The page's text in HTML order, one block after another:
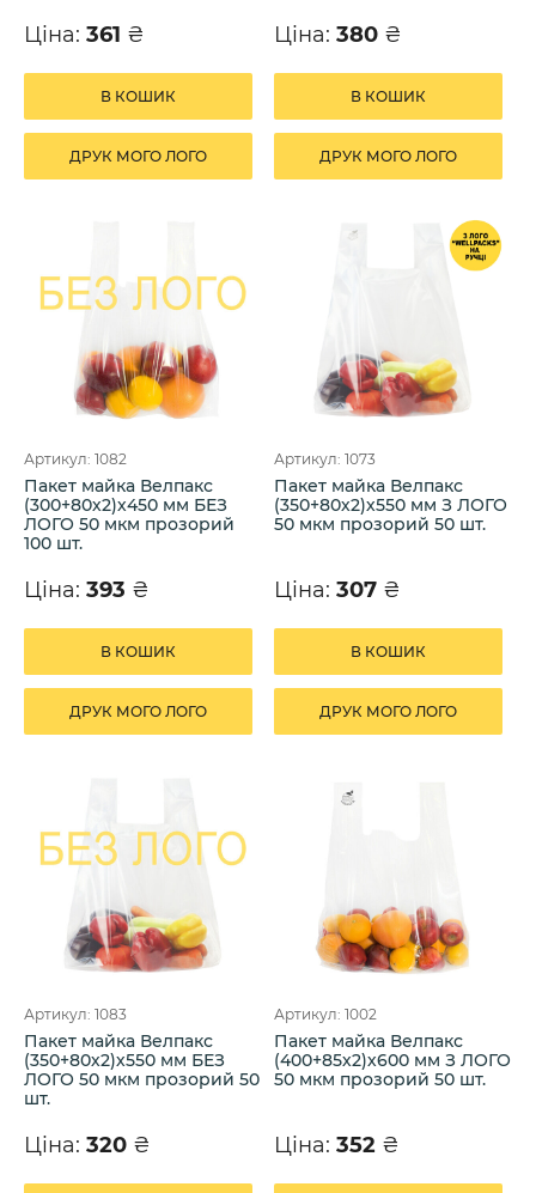
Ціна: 361 ₴
В КОШИК
ДРУК МОГО ЛОГО
Ціна: 380 ₴
В КОШИК
ДРУК МОГО ЛОГО
Артикул: 1082
Пакет майка Велпакс
(300+80х2)х450 мм БЕЗ
ЛОГО 50 мкм прозорий
100 шт.
Ціна: 393 ₴
В КОШИК
ДРУК МОГО ЛОГО
Артикул: 1073
Пакет майка Велпакс
(350+80х2)х550 мм З ЛОГО
50 мкм прозорий 50 шт.
Ціна: 307 ₴
В КОШИК
ДРУК МОГО ЛОГО
Артикул: 1083
Пакет майка Велпакс
(350+80х2)х550 мм БЕЗ
ЛОГО 50 мкм прозорий 50
шт.
Ціна: 320 ₴
Артикул: 1002
Пакет майка Велпакс
(400+85х2)х600 мм З ЛОГО
50 мкм прозорий 50 шт.
Ціна: 352 ₴